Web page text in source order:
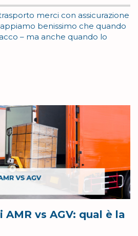
merci con assicurazione
benissimo che quando
– ma anche quando lo
vs AGV: qual è la